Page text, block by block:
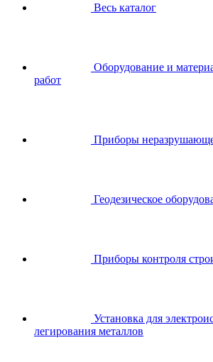
Весь каталог
Оборудование и
работ
Приборы
Геодезическое
Приборы контроля
Установка для
легирования металлов